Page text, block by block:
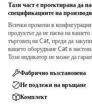
components, ensuring
operations.
Тази част е проектирана да
спецификациите на
Всички промени в
продуктът да не пасва на
търговец на Cat, преди да
вашето оборудване Cat в
Този индикатор не може да
Фабрично възстановена
Не подлежи на връщане
Комплект